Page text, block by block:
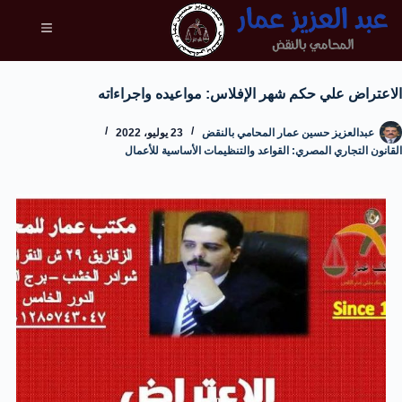
الاعتراض علي حكم شهر الإفلاس: مواعيده واجراءاته
عبدالعزيز حسين عمار المحامي بالنقض
23 يوليو، 2022
القانون التجاري المصري: القواعد والتنظيمات الأساسية للأعمال